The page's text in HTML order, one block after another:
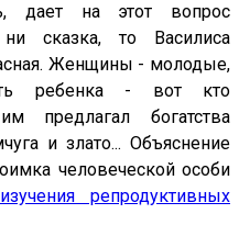
дает на этот вопрос
сказка, то Василиса
Женщины - молодые,
ребенка - вот кто
предлагал богатства
и злато... Объяснение
человеческой особи
репродуктивных